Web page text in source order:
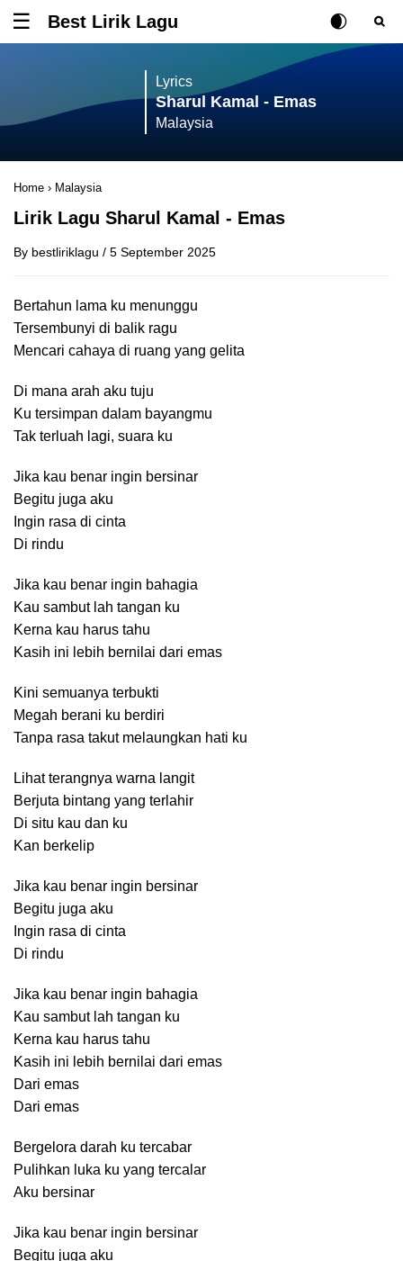
Tombol untuk membuka atau menutup menu
Best Lirik Lagu Rubah Posisi
Tombol
Lyrics
Sharul Kamal - Emas
Malaysia
Home › Malaysia
Lirik Lagu Sharul Kamal - Emas
By bestliriklagu / 5 September 2025
Bertahun lama ku menunggu
Tersembunyi di balik ragu
Mencari cahaya di ruang yang gelita
Di mana arah aku tuju
Ku tersimpan dalam bayangmu
Tak terluah lagi, suara ku
Jika kau benar ingin bersinar
Begitu juga aku
Ingin rasa di cinta
Di rindu
Jika kau benar ingin bahagia
Kau sambut lah tangan ku
Kerna kau harus tahu
Kasih ini lebih bernilai dari emas
Kini semuanya terbukti
Megah berani ku berdiri
Tanpa rasa takut melaungkan hati ku
Lihat terangnya warna langit
Berjuta bintang yang terlahir
Di situ kau dan ku
Kan berkelip
Jika kau benar ingin bersinar
Begitu juga aku
Ingin rasa di cinta
Di rindu
Jika kau benar ingin bahagia
Kau sambut lah tangan ku
Kerna kau harus tahu
Kasih ini lebih bernilai dari emas
Dari emas
Dari emas
Bergelora darah ku tercabar
Pulihkan luka ku yang tercalar
Aku bersinar
Jika kau benar ingin bersinar
Begitu juga aku